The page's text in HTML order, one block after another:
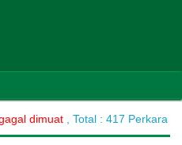
dimuat , Total : 417 Perkara